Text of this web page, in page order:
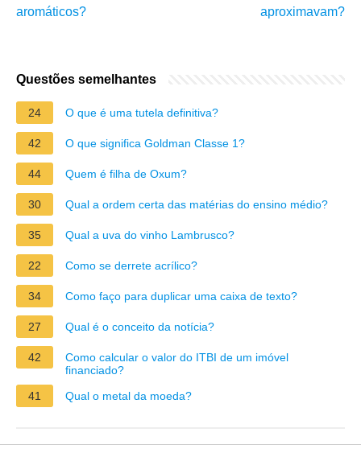
aromáticos?
aproximavam?
Questões semelhantes
24 O que é uma tutela definitiva?
42 O que significa Goldman Classe 1?
44 Quem é filha de Oxum?
30 Qual a ordem certa das matérias do ensino médio?
35 Qual a uva do vinho Lambrusco?
22 Como se derrete acrílico?
34 Como faço para duplicar uma caixa de texto?
27 Qual é o conceito da notícia?
42
Como calcular o valor do ITBI de um imóvel
financiado?
41
Qual o metal da moeda?